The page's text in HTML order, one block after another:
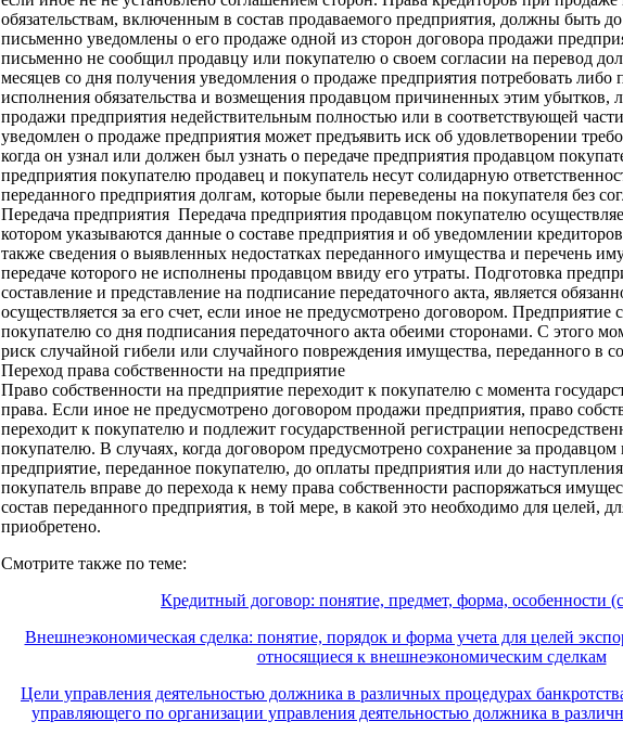
обязательствам, включенным в состав продаваемого предприятия, должны быть
письменно уведомлены о его продаже одной из сторон договора продажи
письменно не сообщил продавцу или покупателю о своем согласии на перевод
месяцев со дня получения уведомления о продаже предприятия потребовать
исполнения обязательства и возмещения продавцом причиненных этим убытков,
продажи предприятия недействительным полностью или в соответствующей
уведомлен о продаже предприятия может предъявить иск об удовлетворении
когда он узнал или должен был узнать о передаче предприятия продавцом
предприятия покупателю продавец и покупатель несут солидарную
переданного предприятия долгам, которые были переведены на покупателя без
Передача предприятия Передача предприятия продавцом покупателю
котором указываются данные о составе предприятия и об уведомлении
также сведения о выявленных недостатках переданного имущества и перечень
передаче которого не исполнены продавцом ввиду его утраты. Подготовка
составление и представление на подписание передаточного акта, является
осуществляется за его счет, если иное не предусмотрено договором. Предприятие
покупателю со дня подписания передаточного акта обеими сторонами. С этого
риск случайной гибели или случайного повреждения имущества, переданного в
Переход права собственности на предприятие
Право собственности на предприятие переходит к покупателю с момента
права. Если иное не предусмотрено договором продажи предприятия, право
переходит к покупателю и подлежит государственной регистрации
покупателю. В случаях, когда договором предусмотрено сохранение за продавцом
предприятие, переданное покупателю, до оплаты предприятия или до
покупатель вправе до перехода к нему права собственности распоряжаться
состав переданного предприятия, в той мере, в какой это необходимо для целей,
приобретено.
Смотрите также по теме:
Кредитный договор: понятие, предмет, форма, особенности
Внешнеэкономическая сделка: понятие, порядок и форма учета для целей
относящиеся к внешнеэкономическим сделкам
Цели управления деятельностью должника в различных процедурах
управляющего по организации управления деятельностью должника в